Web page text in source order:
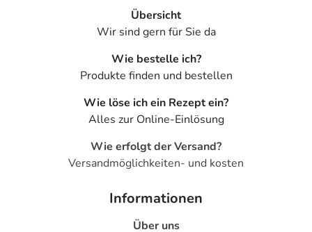
Übersicht
Wir sind gern für Sie da
Wie bestelle ich?
Produkte finden und bestellen
Wie löse ich ein Rezept ein?
Alles zur Online-Einlösung
Wie erfolgt der Versand?
Versandmöglichkeiten- und kosten
Informationen
Über uns